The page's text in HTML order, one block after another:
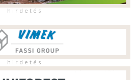
h i r d e t é s
h i r d e t é s